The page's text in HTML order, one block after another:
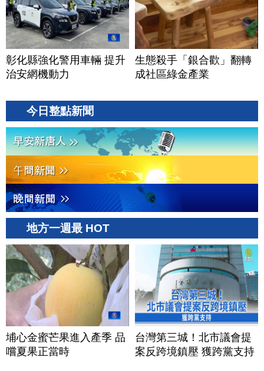
彰化縣強化警用車輛 提升
治安網機動力
生態殺手「銀合歡」翻轉
成社區綠金產業
今日整點新聞
地方一週最 HOT
埔心金蜜芒果進入產季 品
嚐夏果正當時
台灣第三城！北市議會提
案反跨境鎮壓 獲跨黨支持